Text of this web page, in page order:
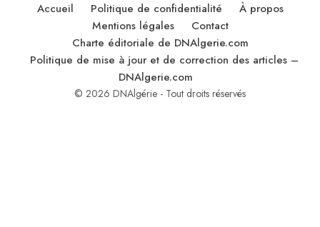
Accueil Politique de confidentialité
À propos
Mentions légales
Contact
Charte éditoriale de DNAlgerie.com
Politique de mise à jour et de correction des articles –
DNAlgerie.com
© 2026 DNAlgérie - Tout droits réservés